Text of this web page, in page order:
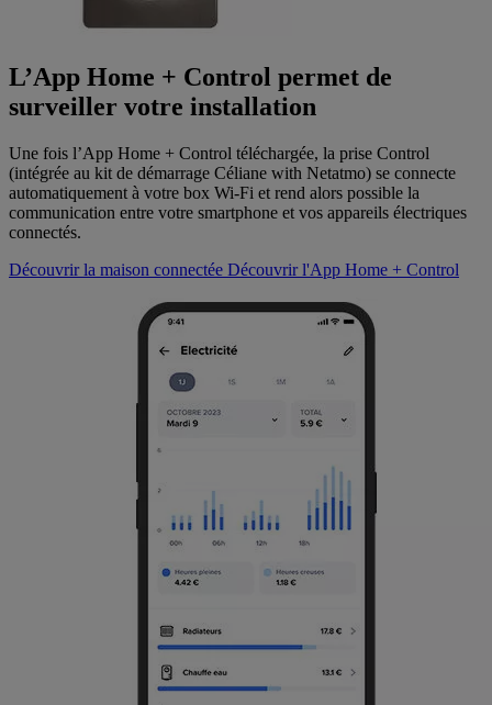
L’App Home + Control permet de
surveiller votre installation
Une fois l’App Home + Control téléchargée, la prise Control
(intégrée au kit de démarrage Céliane with Netatmo) se connecte
automatiquement à votre box Wi-Fi et rend alors possible la
communication entre votre smartphone et vos appareils électriques
connectés.
Découvrir la maison connectée Découvrir l'App Home + Control